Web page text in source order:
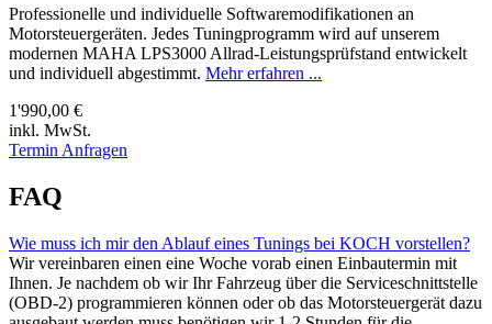
Professionelle und individuelle Softwaremodifikationen an
Motorsteuergeräten. Jedes Tuningprogramm wird auf unserem
modernen MAHA LPS3000 Allrad-Leistungsprüfstand entwickelt
und individuell abgestimmt. Mehr erfahren ...
1'990,00 €
inkl. MwSt.
Termin Anfragen
FAQ
Wie muss ich mir den Ablauf eines Tunings bei KOCH vorstellen?
Wir vereinbaren einen eine Woche vorab einen Einbautermin mit
Ihnen. Je nachdem ob wir Ihr Fahrzeug über die Serviceschnittstelle
(OBD-2) programmieren können oder ob das Motorsteuergerät dazu